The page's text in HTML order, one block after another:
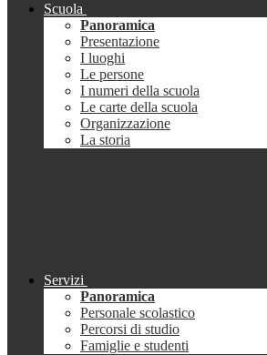
Scuola
Panoramica
Presentazione
I luoghi
Le persone
I numeri della scuola
Le carte della scuola
Organizzazione
La storia
Servizi
Panoramica
Personale scolastico
Percorsi di studio
Famiglie e studenti